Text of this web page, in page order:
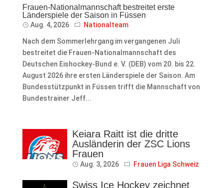
Frauen-Nationalmannschaft bestreitet erste
Länderspiele der Saison in Füssen
Aug. 4, 2026 Nationalteam
Nach dem Sommerlehrgang im vergangenen Juli
bestreitet die Frauen-Nationalmannschaft des
Deutschen Eishockey-Bund e. V. (DEB) vom 20. bis 22.
August 2026 ihre ersten Länderspiele der Saison. Am
Bundesstützpunkt in Füssen trifft die Mannschaft von
Bundestrainer Jeff...
Keiara Raitt ist die dritte
Ausländerin der ZSC Lions
Frauen
Aug. 3, 2026 Frauen Liga Schweiz
Swiss Ice Hockey zeichnet